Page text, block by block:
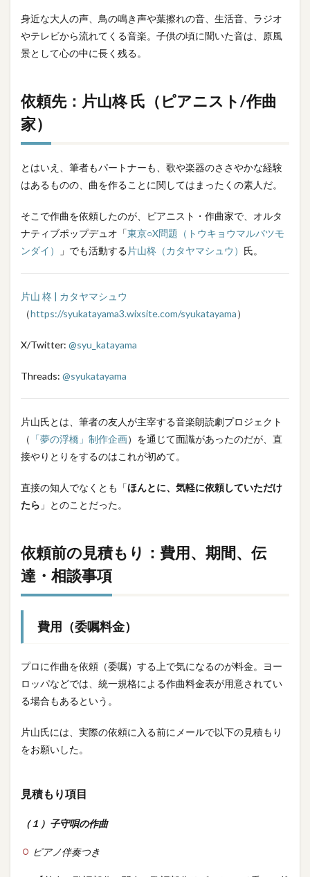
家）
も
り：
費
間、
伝
達・
事項
費用
金）
り項目
3.1.2
3.2
期間
伝達
談事
3.3.1
歌詞
（仮）
長さ
（演奏
3.3.3
曲調
音域
係
3.3.6
身近な大人の声、鳥の鳴き声や葉擦れの音、生活音、ラジオ
やテレビから流れてくる音楽。子供の頃に聞いた音は、原風
景として心の中に長く残る。
依頼先：片山柊 氏（ピアニスト/作曲
家）
とはいえ、筆者もパートナーも、歌や楽器のささやかな経験
はあるものの、曲を作ることに関してはまったくの素人だ。
そこで作曲を依頼したのが、ピアニスト・作曲家で、オルタ
ナティブポップデュオ「東京○X問題（トウキョウマルバツモ
ンダイ）
」でも活動する片山柊（カタヤマシュウ） 氏。
片山 柊 | カタヤマシュウ
（https://syukatayama3.wixsite.com/syukatayama）
X/Twitter: @syu_katayama
Threads: @syukatayama
片山氏とは、筆者の友人が主宰する音楽朗読劇プロジェクト
（ 「夢の浮橋」制作企画）を通じて面識があったのだが、直
接やりとりをするのはこれが初めて。
直接の知人でなくとも「ほんとに、気軽に依頼していただけ
たら 」とのことだった。
依頼前の見積もり：費用、期間、伝
達・相談事項
費用（委嘱料金）
プロに作曲を依頼（委嘱）する上で気になるのが料金。ヨー
ロッパなどでは、統一規格による作曲料金表が用意されてい
る場合もあるという。
片山氏には、実際の依頼に入る前にメールで以下の見積もり
をお願いした。
見積もり項目
（１）子守唄の作曲
ピアノ伴奏つき